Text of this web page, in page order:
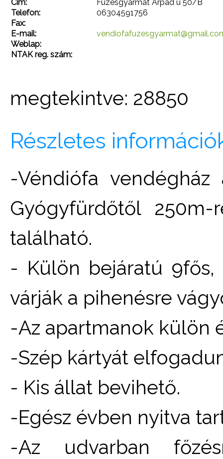
Cím:
Füzesgyarmat Árpád u 50/B
Telefon:
06304591756
Fax:
E-mail:
Weblap:
NTAK reg. szám:
megtekintve: 28850
Részletes
-Véndiófa
Gyógyfürdőtől
található.
- Külön bejáratú 9fős,
várják a pihenésre
-Az apartmanok külön
-Szép kártyát
- Kis állat bevihető.
-Egész évben nyitva
-Az udvarban